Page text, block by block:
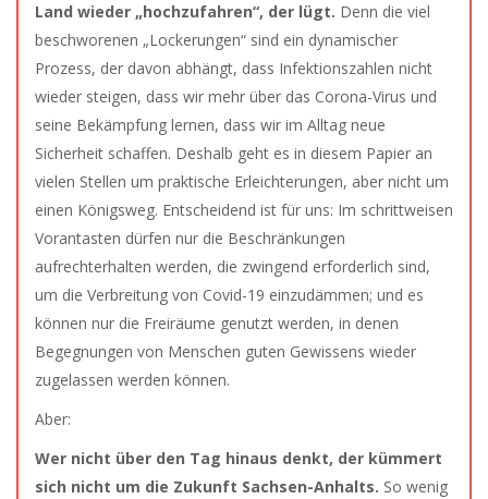
Land wieder „hochzufahren“, der lügt. Denn die viel
beschworenen „Lockerungen“ sind ein dynamischer
Prozess, der davon abhängt, dass Infektionszahlen nicht
wieder steigen, dass wir mehr über das Corona-Virus und
seine Bekämpfung lernen, dass wir im Alltag neue
Sicherheit schaffen. Deshalb geht es in diesem Papier an
vielen Stellen um praktische Erleichterungen, aber nicht um
einen Königsweg. Entscheidend ist für uns: Im schrittweisen
Vorantasten dürfen nur die Beschränkungen
aufrechterhalten werden, die zwingend erforderlich sind,
um die Verbreitung von Covid-19 einzudämmen; und es
können nur die Freiräume genutzt werden, in denen
Begegnungen von Menschen guten Gewissens wieder
zugelassen werden können.
Aber:
Wer nicht über den Tag hinaus denkt, der kümmert
sich nicht um die Zukunft Sachsen-Anhalts. So wenig